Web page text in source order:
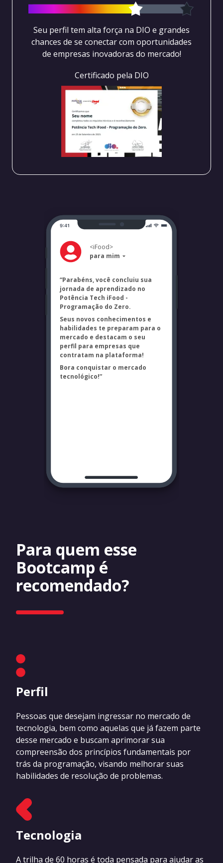
Seu perfil tem alta força na DIO e grandes
chances de se conectar com oportunidades
de empresas inovadoras do mercado!
Certificado pela DIO
<iFood>
para mim
“Parabéns, você concluiu sua
jornada de aprendizado no
Potência Tech iFood -
Programação do Zero.
Seus novos conhecimentos e
habilidades te preparam para o
mercado e destacam o seu
perfil para empresas que
contratam na plataforma!
Bora conquistar o mercado
tecnológico!”
Para quem esse
Bootcamp é
recomendado?
Perfil
Pessoas que desejam ingressar no mercado de
tecnologia, bem como aquelas que já fazem parte
desse mercado e buscam aprimorar sua
compreensão dos princípios fundamentais por
trás da programação, visando melhorar suas
habilidades de resolução de problemas.
Tecnologia
A trilha de 60 horas é toda pensada para ajudar as